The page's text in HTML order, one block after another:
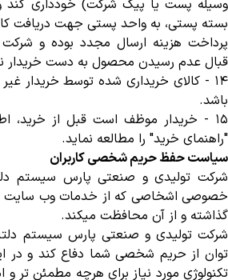
وسیله پست یا پیک شرکت) خودداری
بسته پستی، به واحد پستی جهت دریافت
پرداخت هزینه ارسال مجدد بوده و
قبال عدم رسیدن محصول به دست خریدار
١۴ - کالای خریداری شده توسط خریدار
باشد.
١۵ - خریدار موظف است قبل از خرید،
"راهنمای خرید" را مطالعه نماید.
سیاست حفظ حریم شخصی کاربران
شرکت تولیدی و صنعتی پارس سیستم
خصوصی اشخاصی که از خدمات وب سایت
گذاشته و از آن محافظت میکند.
شرکت تولیدی و صنعتی پارس سیستم
توان از حریم شخصی شما دفاع کند و در
تکنولوژی مورد نیاز برای هرچه مطمئن تر